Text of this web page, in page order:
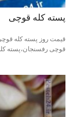
پسته کله قوچی
قیمت روز پسته کله
قوچی رفسنجان،پسته